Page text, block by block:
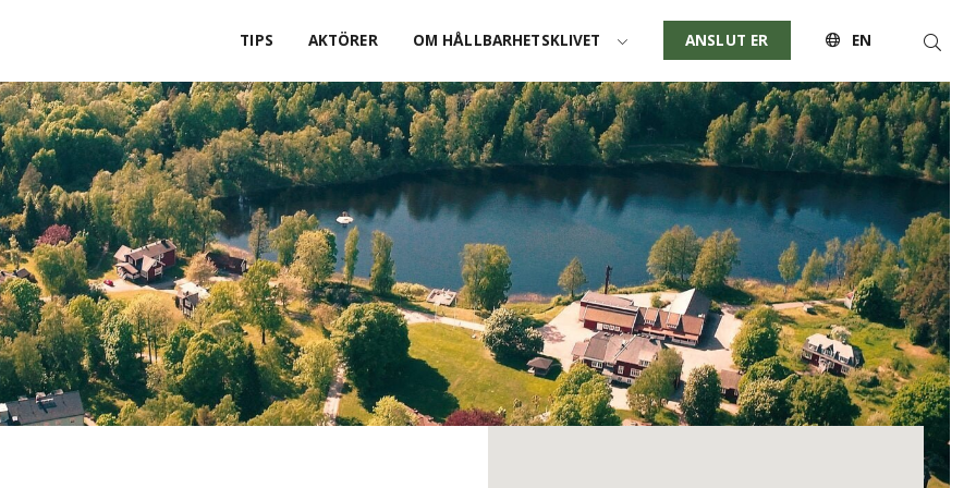
TIPS AKTÖRER OM HÅLLBARHETSKLIVET ANSLUT ER EN Sök